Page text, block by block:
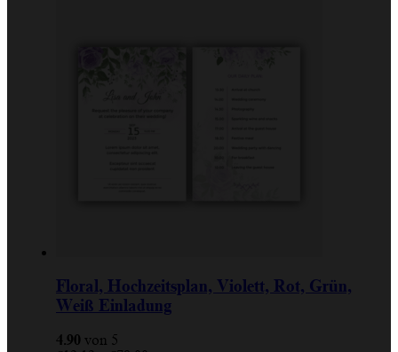
Floral, Hochzeitsplan, Violett, Rot, Grün,
Weiß Einladung
4.90 von 5